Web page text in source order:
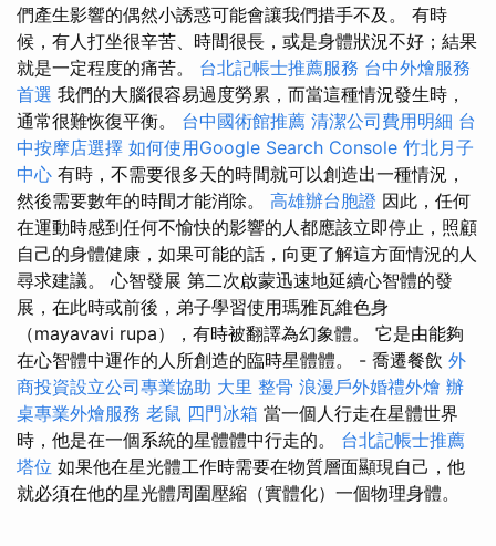
們產生影響的偶然小誘惑可能會讓我們措手不及。 有時
候，有人打坐很辛苦、時間很長，或是身體狀況不好；結果
就是一定程度的痛苦。 台北記帳士推薦服務 台中外燴服務
首選 我們的大腦很容易過度勞累，而當這種情況發生時，
通常很難恢復平衡。 台中國術館推薦 清潔公司費用明細 台
中按摩店選擇 如何使用Google Search Console 竹北月子
中心 有時，不需要很多天的時間就可以創造出一種情況，
然後需要數年的時間才能消除。 高雄辦台胞證 因此，任何
在運動時感到任何不愉快的影響的人都應該立即停止，照顧
自己的身體健康，如果可能的話，向更了解這方面情況的人
尋求建議。 心智發展 第二次啟蒙迅速地延續心智體的發
展，在此時或前後，弟子學習使用瑪雅瓦維色身
（mayavavi rupa），有時被翻譯為幻象體。 它是由能夠
在心智體中運作的人所創造的臨時星體體。 - 喬遷餐飲 外
商投資設立公司專業協助 大里 整骨 浪漫戶外婚禮外燴 辦
桌專業外燴服務 老鼠 四門冰箱 當一個人行走在星體世界
時，他是在一個系統的星體體中行走的。 台北記帳士推薦
塔位 如果他在星光體工作時需要在物質層面顯現自己，他
就必須在他的星光體周圍壓縮（實體化）一個物理身體。